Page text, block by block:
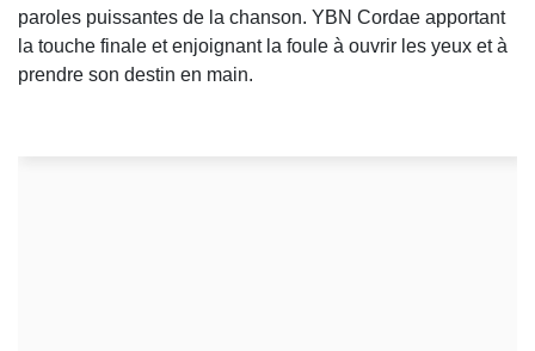
paroles puissantes de la chanson. YBN Cordae apportant
la touche finale et enjoignant la foule à ouvrir les yeux et à
prendre son destin en main.